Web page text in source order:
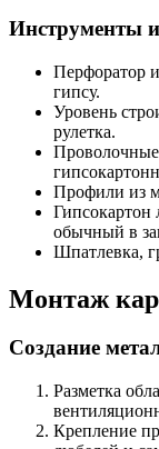
Инструменты
Перфоратор
гипсу.
Уровень
рулетка.
Проволочные
Профили из
Гипсокартон
обычный в
Шпатлевка,
Монтаж
Создание
Разметка
Крепление